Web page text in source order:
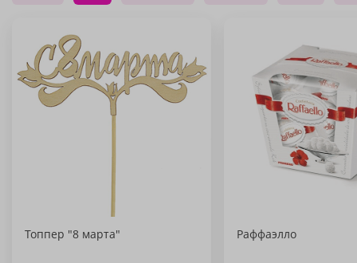
Топпер "8 марта" Раффаэлло